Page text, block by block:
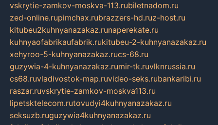
vskrytie-zamkov-moskva-113.rubiletnadom.ru
zed-online.rupimchax.rubrazzers-hd.ruz-host.ru
kitubeu2kuhnyanazakaz.runaperekate.ru
kuhnyaofabrikaufabrik.rukitubeu-2-kuhnyanazakaz.ru
xehyroo-5-kuhnyanazakaz.rucs-68.ru
guzywia-4-kuhnyanazakaz.rumir-tk.ruvlknrussia.ru
cs68.ruvladivostok-map.ruvideo-seks.rubankaribi.ru
raszar.ruvskrytie-zamkov-moskva113.ru
lipetsktelecom.rutovudyi4kuhnyanazakaz.ru
seksuzb.ruguzywia4kuhnyanazakaz.ru